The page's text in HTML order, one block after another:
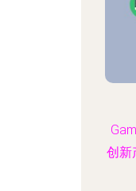
创新